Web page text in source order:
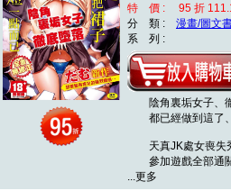
特 價 : 95 折
分 類 : 漫畫/圖文
系 列 :
陰角裏垢女子、徹
都已經做到這了
天真JK處女喪失
參加遊戲全部通
...更多